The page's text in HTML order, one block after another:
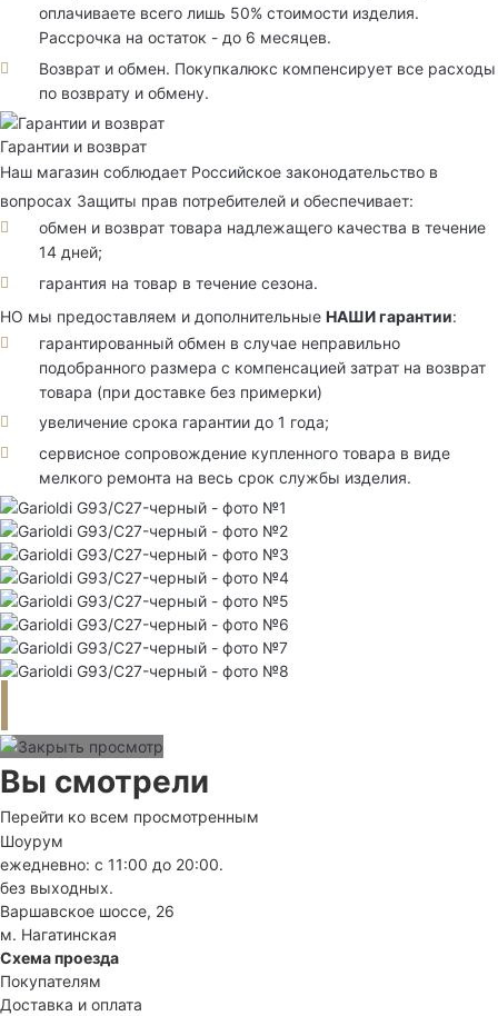
оплачиваете всего лишь 50% стоимости изделия.
Рассрочка на остаток - до 6 месяцев.
Возврат и обмен. Покупкалюкс компенсирует все расходы
по возврату и обмену.
Гарантии и возврат
Наш магазин соблюдает Российское законодательство в
вопросах Защиты прав потребителей и обеспечивает:
обмен и возврат товара надлежащего качества в течение
14 дней;
гарантия на товар в течение сезона.
НО мы предоставляем и дополнительные НАШИ гарантии:
гарантированный обмен в случае неправильно
подобранного размера с компенсацией затрат на возврат
товара (при доставке без примерки)
увеличение срока гарантии до 1 года;
сервисное сопровождение купленного товара в виде
мелкого ремонта на весь срок службы изделия.
Вы смотрели
Перейти ко всем просмотренным
Шоурум
ежедневно: с 11:00 до 20:00.
без выходных.
Варшавское шоссе, 26
м. Нагатинская
Схема проезда
Покупателям
Доставка и оплата